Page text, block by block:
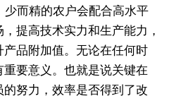
而精的农户会配合高水平
提高技术实力和生产能力，
品附加值。无论在任何时
要意义。也就是说关键在
努力，效率是否得到了改